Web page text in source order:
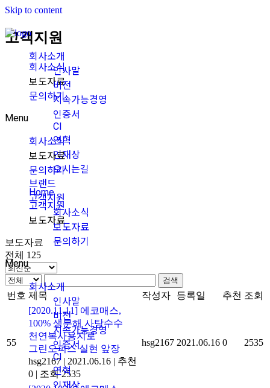
Skip to content
회사소개
인사말
비전
지속가능경영
인증서
CI
연혁
인재상
오시는길
브랜드
고객지원
회사소식
보도자료
문의하기
Menu
회사소개
인사말
비전
지속가능경영
인증서
CI
연혁
인재상
고객지원
회사소식
보도자료
문의하기
Menu
회사소식
보도자료
문의하기
Home
고객지원
보도자료
보도자료
전체 125
검색
번호 제목 작성자 등록일 추천 조회
55
[2020.11.11] 에코매스,
100% 생분해 사탕수수
천연복사용지로
그린오피스 실현 앞장
hsg2167 | 2021.06.16 | 추천
0 | 조회 2535
hsg2167 2021.06.16 0 2535